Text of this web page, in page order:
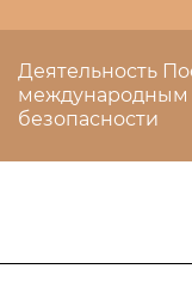
Деятельность
международным
безопасности